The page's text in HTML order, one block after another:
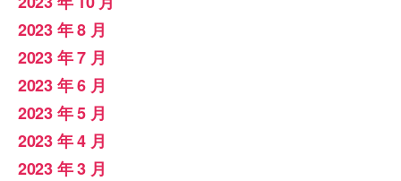
2023 年 8 月
2023 年 7 月
2023 年 6 月
2023 年 5 月
2023 年 4 月
2023 年 3 月